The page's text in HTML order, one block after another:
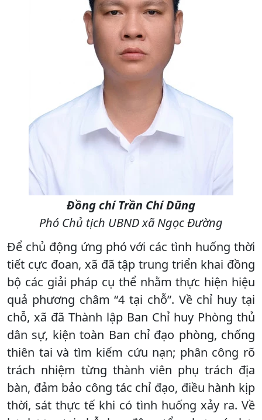
Đồng chí Trần Chí Dũng
Phó Chủ tịch UBND xã Ngọc Đường
Để chủ động ứng phó với các tình huống thời
tiết cực đoan, xã đã tập trung triển khai đồng
bộ các giải pháp cụ thể nhằm thực hiện hiệu
quả phương châm “4 tại chỗ”. Về chỉ huy tại
chỗ, xã đã Thành lập Ban Chỉ huy Phòng thủ
dân sự, kiện toàn Ban chỉ đạo phòng, chống
thiên tai và tìm kiếm cứu nạn; phân công rõ
trách nhiệm từng thành viên phụ trách địa
bàn, đảm bảo công tác chỉ đạo, điều hành kịp
thời, sát thực tế khi có tình huống xảy ra. Về